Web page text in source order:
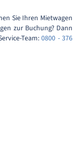
Sie Ihren Mietwagen
zur Buchung? Dann
Team:0800 - 376